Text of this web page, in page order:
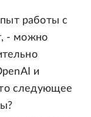
работы с
- можно
и
следующее